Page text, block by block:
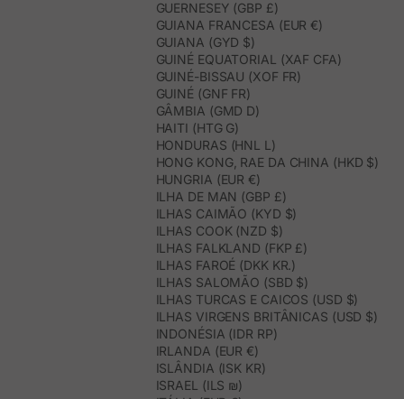
GUERNESEY (GBP £)
GUIANA FRANCESA (EUR €)
GUIANA (GYD $)
GUINÉ EQUATORIAL (XAF CFA)
GUINÉ-BISSAU (XOF FR)
GUINÉ (GNF FR)
GÂMBIA (GMD D)
HAITI (HTG G)
HONDURAS (HNL L)
HONG KONG, RAE DA CHINA (HKD $)
HUNGRIA (EUR €)
ILHA DE MAN (GBP £)
ILHAS CAIMÃO (KYD $)
ILHAS COOK (NZD $)
ILHAS FALKLAND (FKP £)
ILHAS FAROÉ (DKK KR.)
ILHAS SALOMÃO (SBD $)
ILHAS TURCAS E CAICOS (USD $)
ILHAS VIRGENS BRITÂNICAS (USD $)
INDONÉSIA (IDR RP)
IRLANDA (EUR €)
ISLÂNDIA (ISK KR)
ISRAEL (ILS ₪)